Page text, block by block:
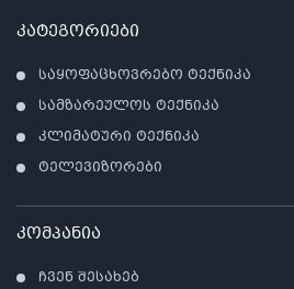
კატეგორიები
საყოფაცხოვრებო ტექნიკა
სამზარეულოს ტექნიკა
კლიმატური ტექნიკა
ტელევიზორები
კომპანია
ჩვენ შესახებ